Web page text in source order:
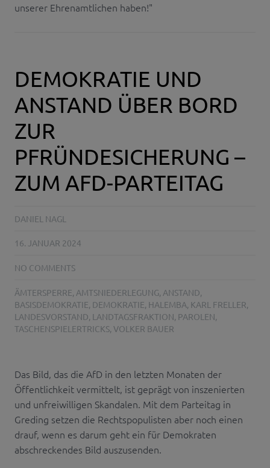
unserer Ehrenamtlichen haben!"
DEMOKRATIE UND
ANSTAND ÜBER BORD
ZUR
PFRÜNDESICHERUNG –
ZUM AFD-PARTEITAG
DANIEL NAGL
16. JANUAR 2024
NO COMMENTS
ÄMTERSPERRE, AMTSNIEDERLEGUNG, ANSTAND,
BASISDEMOKRATIE, DEMOKRATIE, HALEMBA, KARL FRELLER,
LANDESVORSTAND, LANDTAGSFRAKTION, PAROLEN,
TASCHENSPIELERTRICKS, VOLKER BAUER
Das Bild, das die AfD in den letzten Monaten der
Öffentlichkeit vermittelt, ist geprägt von inszenierten
und unfreiwilligen Skandalen. Mit dem Parteitag in
Greding setzen die Rechtspopulisten aber noch einen
drauf, wenn es darum geht ein für Demokraten
abschreckendes Bild auszusenden.